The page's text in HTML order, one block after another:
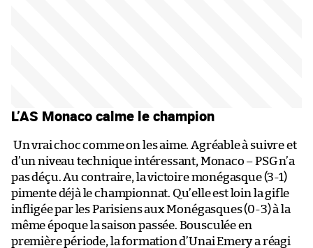
L’AS Monaco calme le champion
Un vrai choc comme on les aime. Agréable à suivre et
d’un niveau technique intéressant, Monaco – PSG n’a
pas déçu. Au contraire, la victoire monégasque (3-1)
pimente déjà le championnat. Qu’elle est loin la gifle
infligée par les Parisiens aux Monégasques (0-3) à la
même époque la saison passée. Bousculée en
première période, la formation d’Unai Emery a réagi